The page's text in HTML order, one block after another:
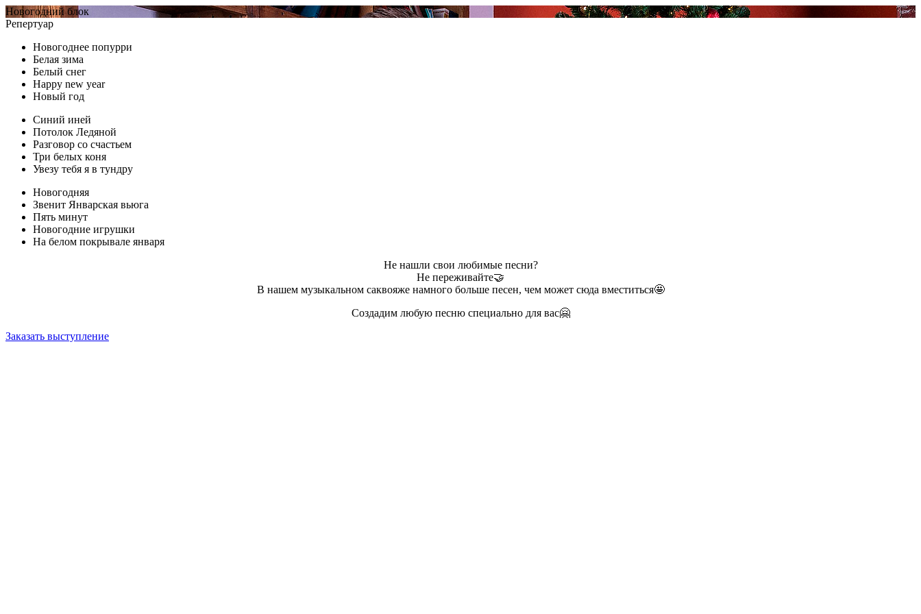
Новогодний блок
Репертуар
Новогоднее попурри
Белая зима
Белый снег
Happy new year
Новый год
Синий иней
Потолок Ледяной
Разговор со счастьем
Три белых коня
Увезу тебя я в тундру
Новогодняя
Звенит Январская вьюга
Пять минут
Новогодние игрушки
На белом покрывале января
Не нашли свои любимые песни?
Не переживайте🤝
В нашем музыкальном саквояже намного больше песен, чем может сюда вместиться🤩
Создадим любую песню специально для вас🤗
Заказать выступление